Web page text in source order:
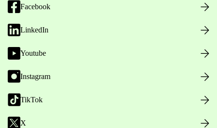
Facebook
LinkedIn
Youtube
Instagram
TikTok
X